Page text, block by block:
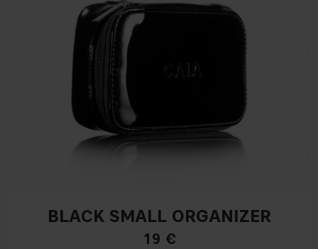
BLACK SMALL ORGANIZER
19 €